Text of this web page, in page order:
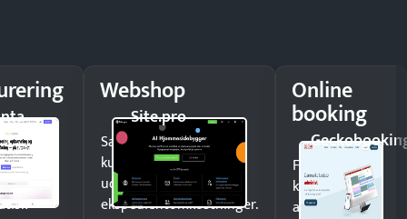
i
Webshop
Site.pro
Sælg produkter 24/7 til
kunder i hele landet
uden
ekspedientomkostninger.
Online
booking
Fyld
kalenderen
automatisk og